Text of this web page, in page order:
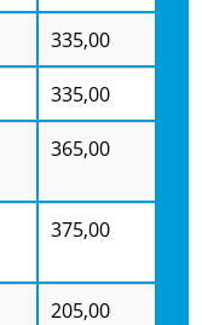
335,00
335,00
365,00
375,00
205,00